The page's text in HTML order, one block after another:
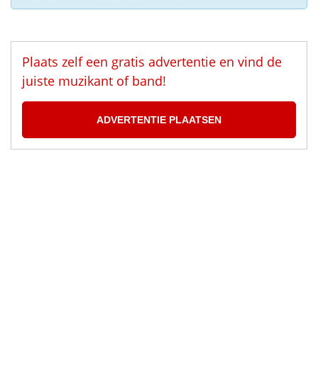
Plaats zelf een gratis advertentie en vind de
juiste muzikant of band!
ADVERTENTIE PLAATSEN